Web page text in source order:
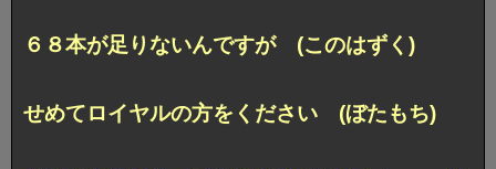
６８本が足りないんですが (このはずく)
せめてロイヤルの方をください (ぼたもち)